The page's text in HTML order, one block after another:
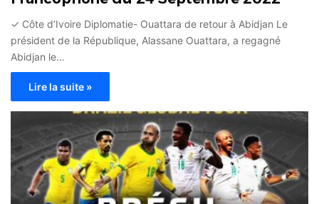
✓ Côte d’Ivoire Diplomatie- Ouattara de retour à Abidjan Le
président de la République, Alassane Ouattara, a regagné
Abidjan le…
Lire la suite »